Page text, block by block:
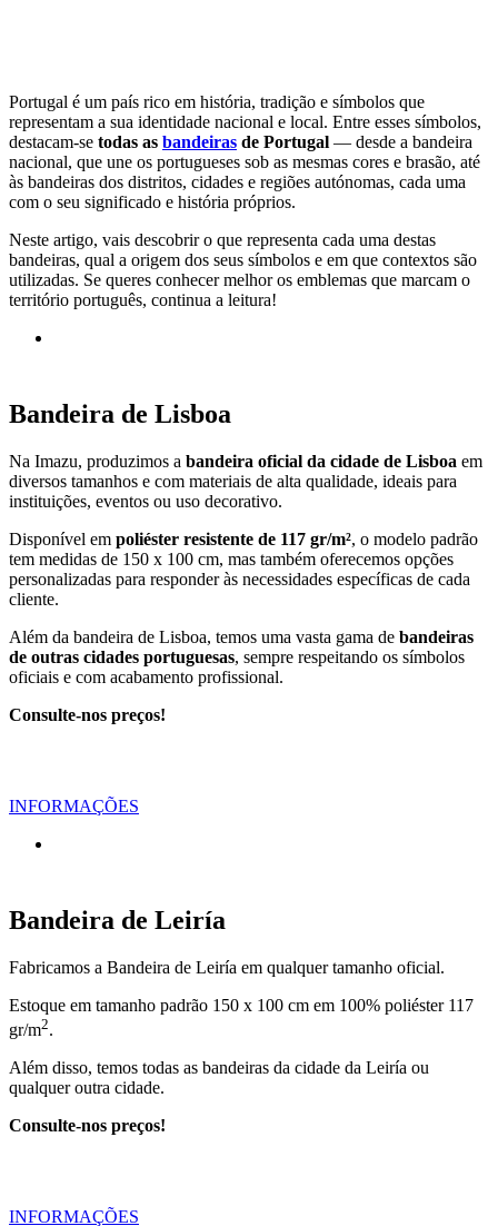
Portugal é um país rico em história, tradição e símbolos que
representam a sua identidade nacional e local. Entre esses símbolos,
destacam-se todas as bandeiras de Portugal — desde a bandeira
nacional, que une os portugueses sob as mesmas cores e brasão, até
às bandeiras dos distritos, cidades e regiões autónomas, cada uma
com o seu significado e história próprios.
Neste artigo, vais descobrir o que representa cada uma destas
bandeiras, qual a origem dos seus símbolos e em que contextos são
utilizadas. Se queres conhecer melhor os emblemas que marcam o
território português, continua a leitura!
Bandeira de Lisboa
Na Imazu, produzimos a bandeira oficial da cidade de Lisboa em
diversos tamanhos e com materiais de alta qualidade, ideais para
instituições, eventos ou uso decorativo.
Disponível em poliéster resistente de 117 gr/m², o modelo padrão
tem medidas de 150 x 100 cm, mas também oferecemos opções
personalizadas para responder às necessidades específicas de cada
cliente.
Além da bandeira de Lisboa, temos uma vasta gama de bandeiras
de outras cidades portuguesas, sempre respeitando os símbolos
oficiais e com acabamento profissional.
Consulte-nos preços!
INFORMAÇÕES
Bandeira de Leiría
Fabricamos a Bandeira de Leiría em qualquer tamanho oficial.
Estoque em tamanho padrão 150 x 100 cm em 100% poliéster 117
gr/m2.
Além disso, temos todas as bandeiras da cidade da Leiría ou
qualquer outra cidade.
Consulte-nos preços!
INFORMAÇÕES